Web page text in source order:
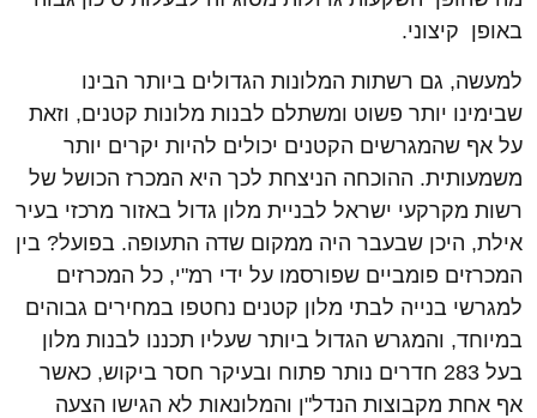
באופן קיצוני.
למעשה, גם רשתות המלונות הגדולים ביותר הבינו
שבימינו יותר פשוט ומשתלם לבנות מלונות קטנים, וזאת
על אף שהמגרשים הקטנים יכולים להיות יקרים יותר
משמעותית. ההוכחה הניצחת לכך היא המכרז הכושל של
רשות מקרקעי ישראל לבניית מלון גדול באזור מרכזי בעיר
אילת, היכן שבעבר היה ממקום שדה התעופה. בפועל? בין
המכרזים פומביים שפורסמו על ידי רמ"י, כל המכרזים
למגרשי בנייה לבתי מלון קטנים נחטפו במחירים גבוהים
במיוחד, והמגרש הגדול ביותר שעליו תכננו לבנות מלון
בעל 283 חדרים נותר פתוח ובעיקר חסר ביקוש, כאשר
אף אחת מקבוצות הנדל"ן והמלונאות לא הגישו הצעה